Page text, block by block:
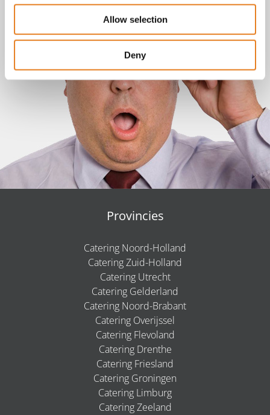
Allow selection
Deny
Provincies
Catering Noord-Holland
Catering Zuid-Holland
Catering Utrecht
Catering Gelderland
Catering Noord-Brabant
Catering Overijssel
Catering Flevoland
Catering Drenthe
Catering Friesland
Catering Groningen
Catering Limburg
Catering Zeeland